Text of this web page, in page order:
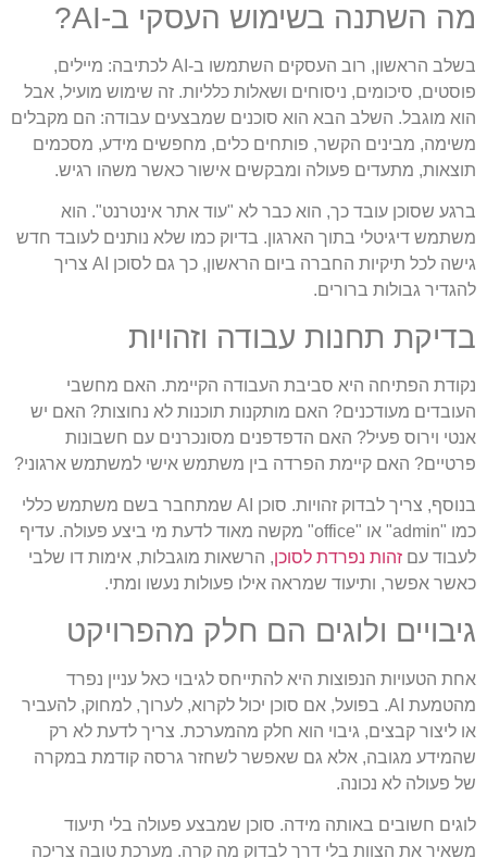
מה השתנה בשימוש העסקי ב-AI?
בשלב הראשון, רוב העסקים השתמשו ב-AI לכתיבה: מיילים,
פוסטים, סיכומים, ניסוחים ושאלות כלליות. זה שימוש מועיל, אבל
הוא מוגבל. השלב הבא הוא סוכנים שמבצעים עבודה: הם מקבלים
משימה, מבינים הקשר, פותחים כלים, מחפשים מידע, מסכמים
תוצאות, מתעדים פעולה ומבקשים אישור כאשר משהו רגיש.
ברגע שסוכן עובד כך, הוא כבר לא "עוד אתר אינטרנט". הוא
משתמש דיגיטלי בתוך הארגון. בדיוק כמו שלא נותנים לעובד חדש
גישה לכל תיקיות החברה ביום הראשון, כך גם לסוכן AI צריך
להגדיר גבולות ברורים.
בדיקת תחנות עבודה וזהויות
נקודת הפתיחה היא סביבת העבודה הקיימת. האם מחשבי
העובדים מעודכנים? האם מותקנות תוכנות לא נחוצות? האם יש
אנטי וירוס פעיל? האם הדפדפנים מסונכרנים עם חשבונות
פרטיים? האם קיימת הפרדה בין משתמש אישי למשתמש ארגוני?
בנוסף, צריך לבדוק זהויות. סוכן AI שמתחבר בשם משתמש כללי
כמו "admin" או "office" מקשה מאוד לדעת מי ביצע פעולה. עדיף
לעבוד עם זהות נפרדת לסוכן, הרשאות מוגבלות, אימות דו שלבי
כאשר אפשר, ותיעוד שמראה אילו פעולות נעשו ומתי.
גיבויים ולוגים הם חלק מהפרויקט
אחת הטעויות הנפוצות היא להתייחס לגיבוי כאל עניין נפרד
מהטמעת AI. בפועל, אם סוכן יכול לקרוא, לערוך, למחוק, להעביר
או ליצור קבצים, גיבוי הוא חלק מהמערכת. צריך לדעת לא רק
שהמידע מגובה, אלא גם שאפשר לשחזר גרסה קודמת במקרה
של פעולה לא נכונה.
לוגים חשובים באותה מידה. סוכן שמבצע פעולה בלי תיעוד
משאיר את הצוות בלי דרך לבדוק מה קרה. מערכת טובה צריכה